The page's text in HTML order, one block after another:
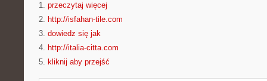
1. przeczytaj więcej
2. http://isfahan-tile.com
3. dowiedz się jak
4. http://italia-citta.com
5. kliknij aby przejść